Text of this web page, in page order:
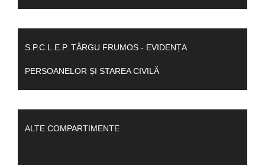
S.P.C.L.E.P. TÂRGU FRUMOS - EVIDENȚA
PERSOANELOR ȘI STAREA CIVILĂ
ALTE COMPARTIMENTE